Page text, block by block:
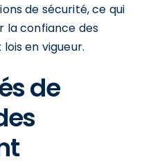
de sécurité, ce qui
la confiance des
en vigueur.
de